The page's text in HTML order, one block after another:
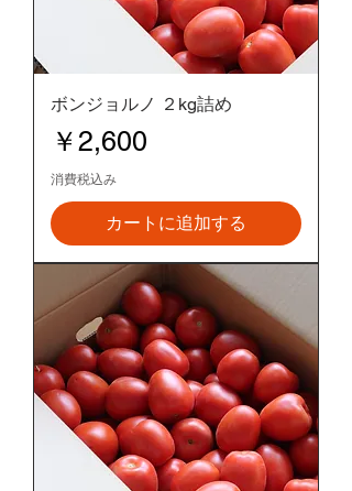
ボンジョルノ ２kg詰め
価格
￥2,600
消費税込み
カートに追加する